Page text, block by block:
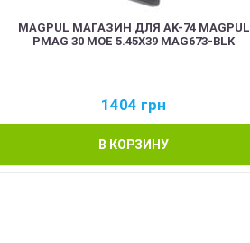
MAGPUL МАГАЗИН ДЛЯ AK-74 MAGPUL
PMAG 30 MOE 5.45X39 MAG673-BLK
1404 грн
В КОРЗИНУ